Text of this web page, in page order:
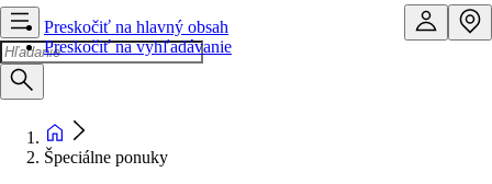
Preskočiť na hlavný obsah
Preskočiť na vyhľadávanie
Špeciálne ponuky